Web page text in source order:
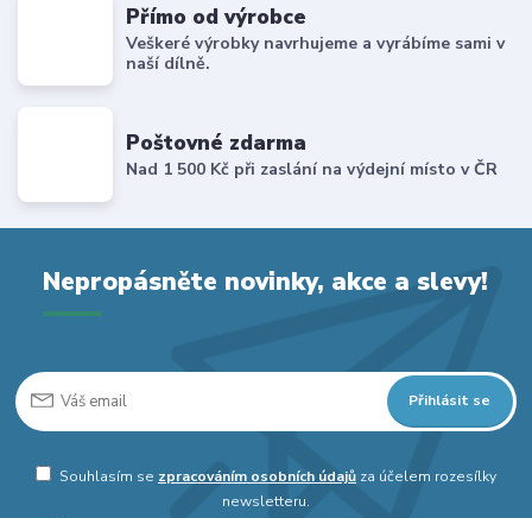
Přímo od výrobce
Veškeré výrobky navrhujeme a vyrábíme sami v
naší dílně.
Poštovné zdarma
Nad 1 500 Kč při zaslání na výdejní místo v ČR
Nepropásněte novinky, akce a slevy!
Přihlásit se
Souhlasím se zpracováním osobních údajůza účelem rozesílky
newsletteru.